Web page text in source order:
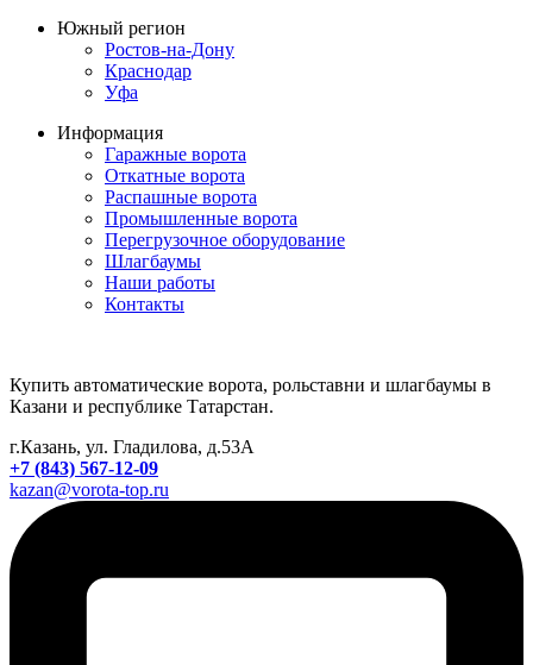
Южный регион
Ростов-на-Дону
Краснодар
Уфа
Информация
Гаражные ворота
Откатные ворота
Распашные ворота
Промышленные ворота
Перегрузочное оборудование
Шлагбаумы
Наши работы
Контакты
Купить автоматические ворота, рольставни и шлагбаумы в
Казани и республике Татарстан.
г.Казань, ул. Гладилова, д.53А
+7 (843) 567-12-09
kazan@vorota-top.ru